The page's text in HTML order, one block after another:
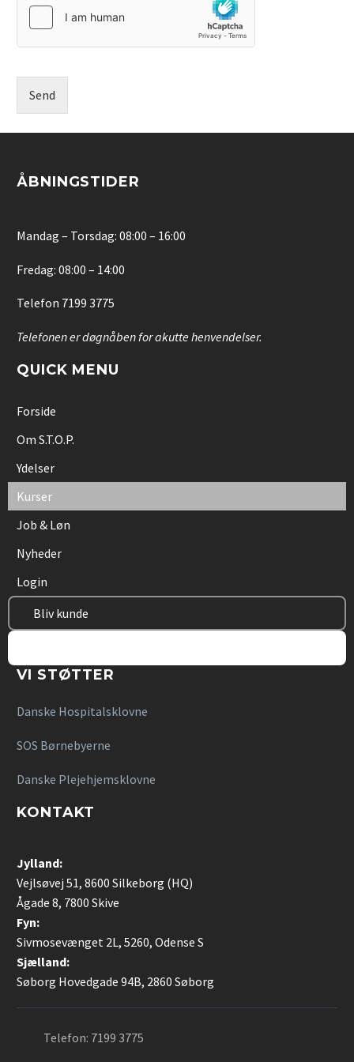
JETTE MARIE NISSEN
Centerleder
Sikkerhed ® Undervisningen har en god kombination
forhold til oplæg og pauser.
de modtog på kurset, og især delen omkring
hvordan hjernen fungerer i forhold til
mindre teori om demens, idet personalet var fra
demens, Neuropædagogik osv.
Alt i alt, har vi oplevet et super godt samarbejdet
Send
ÅBNINGSTIDER
Mandag – Torsdag: 08:00 – 16:00
Fredag: 08:00 – 14:00
Telefon 7199 3775
Telefonen er døgnåben for akutte henvendelser.
QUICK MENU
Forside
Om S.T.O.P.
Ydelser
Kurser
Job & Løn
Nyheder
Login
Bliv kunde
VI STØTTER
Danske Hospitalsklovne
SOS Børnebyerne
Danske Plejehjemsklovne
KONTAKT
Jylland:
Vejlsøvej 51, 8600 Silkeborg (HQ)
Ågade 8, 7800 Skive
Fyn:
Sivmosevænget 2L, 5260, Odense S
Sjælland:
Søborg Hovedgade 94B, 2860 Søborg
Telefon: 7199 3775